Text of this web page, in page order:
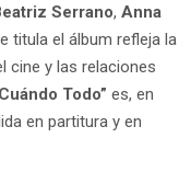
Serrano,Anna
titula el álbum refleja la
cine y las relaciones
Todo”es, en
en partitura y en